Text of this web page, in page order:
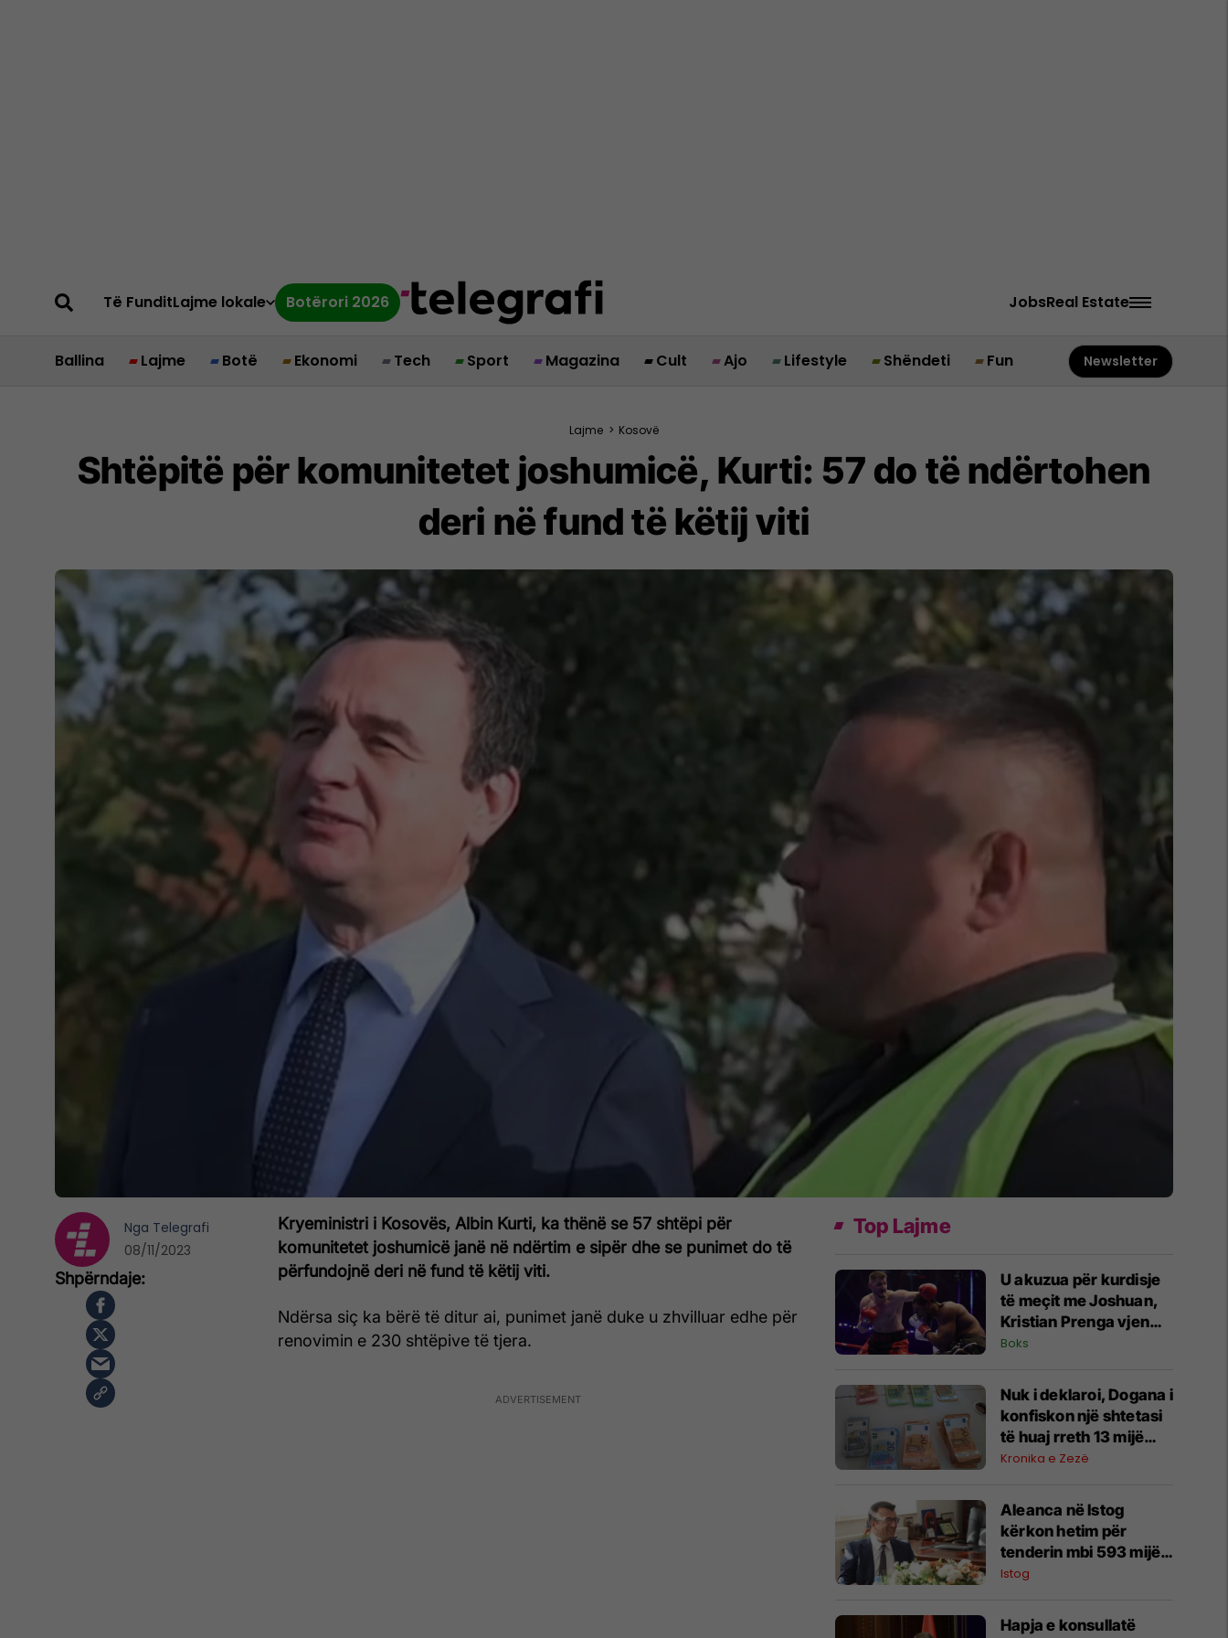
Të FunditLajme lokale Botërori 2026 JobsReal Estate
Ballina Lajme Botë Ekonomi Tech Sport Magazina Cult Ajo Lifestyle Shëndeti Fun Newsletter
Lajme > Kosovë
Shtëpitë për komunitetet joshumicë, Kurti: 57 do të ndërtohen
deri në fund të këtij viti
Kryeministri i Kosovës, Albin Kurti, ka thënë se 57 shtëpi për
komunitetet joshumicë janë në ndërtim e sipër dhe se punimet do të
përfundojnë deri në fund të këtij viti.
Ndërsa siç ka bërë të ditur ai, punimet janë duke u zhvilluar edhe për
renovimin e 230 shtëpive të tjera.
Nga Telegrafi
08/11/2023
Top Lajme
U akuzua për kurdisje
të meçit me Joshuan,
Kristian Prenga vjen
me reagim të ashpër
Boks
Nuk i deklaroi, Dogana i
konfiskon një shtetasi
të huaj rreth 13 mijë
euro në Bërnjak
Kronika e Zezë
Aleanca në Istog
kërkon hetim për
tenderin mbi 593 mijë
euro në Vrellë,
zhdukjen e një
Istog
Hapja e konsullatë